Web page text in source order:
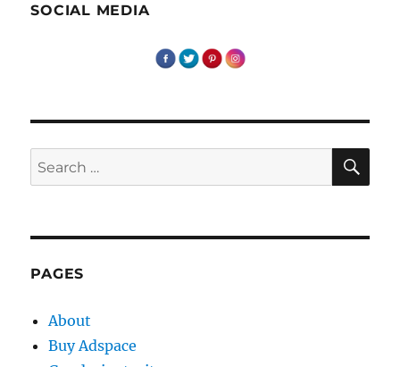
SOCIAL MEDIA
Search
for:
PAGES
About
Buy Adspace